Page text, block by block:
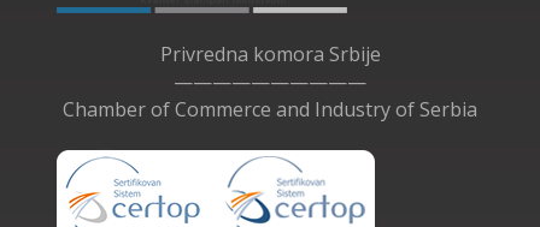
Privredna komora Srbije
——————————
Chamber of Commerce and Industry of Serbia